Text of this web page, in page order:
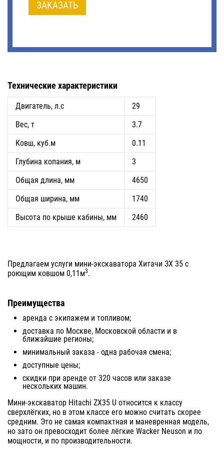
ЗАКАЗАТЬ
Технические характеристики
Двигатель, л.с
29
Вес, т
3.7
Ковш, куб.м
0.11
Глубина копания, м
3
Общая длина, мм
4650
Общая ширина, мм
1740
Высота по крыше кабины, мм
2460
Предлагаем услуги мини-экскаватора Хитачи ЗХ 35 с
роющим ковшом 0,11м3.
Преимущества
аренда с экипажем и топливом;
доставка по Москве, Московской области и в
ближайшие регионы;
минимальный заказа - одна рабочая смена;
доступные цены;
скидки при аренде от 320 часов или заказе
нескольких машин.
Мини-экскаватор Hitachi ZX35 U относится к классу
сверхлёгких, но в этом классе его можно считать скорее
средним. Это не самая компактная и маневренная модель,
но зато он превосходит более лёгкие Wacker Neuson и по
мощности, и по производительности.